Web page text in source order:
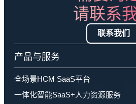
请联系
联系我们
产品与服务
全场景HCM SaaS平台
一体化智能SaaS+人力资源服务